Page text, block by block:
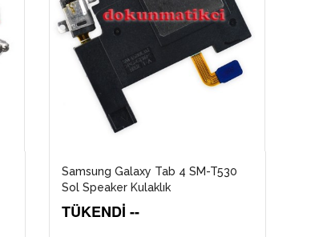
Samsung Galaxy Tab 4 SM-T530
Sol Speaker Kulaklık
TÜKENDİ --